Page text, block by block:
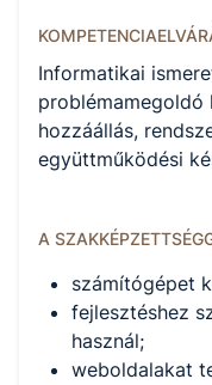
Nagy László)
Informatikai
problémamegoldó
hozzáállás,
együttműködési
A
számítógépet
fejlesztéshez
használ;
weboldalakat